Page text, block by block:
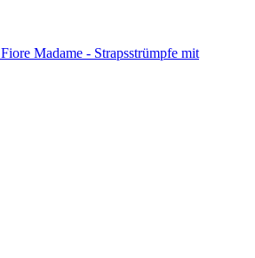
Fiore Madame - Strapsstrümpfe mit